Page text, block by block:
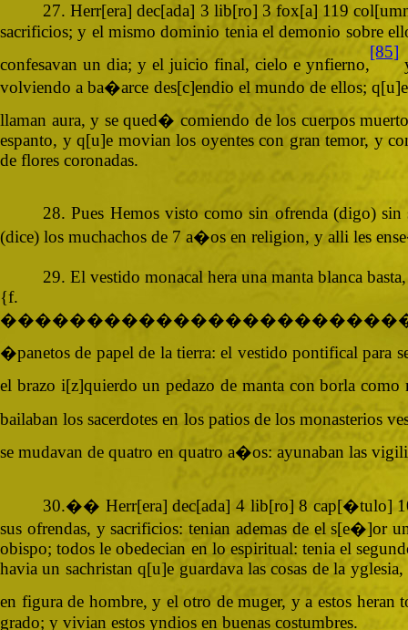
27. Herr[era] dec[ada] 3 lib[ro] 3 fox[a] 119
sacrificios; y el mismo dominio tenia el demonio sobre
confesavan un dia; y el juicio final, cielo e ynfierno,
[85]
volviendo a ba�arce des[c]endio el mundo de ellos;
llaman aura, y se qued� comiendo de los cuerpos
espanto, y q[u]e movian los oyentes con gran temor, y
de flores coronadas.
28. Pues Hemos visto como sin ofrenda (digo) sin
(dice) los muchachos de 7 a�os en religion, y alli les
29. El vestido monacal hera una manta blanca
�panetos de papel de la tierra: el vestido pontifical para
el brazo i[z]quierdo un pedazo de manta con borla como
bailaban los sacerdotes en los patios de los monasterios
se mudavan de quatro en quatro a�os: ayunaban las
30.�� Herr[era] dec[ada] 4 lib[ro] 8 cap[�tulo]
sus ofrendas, y sacrificios: tenian ademas de el s[e�]or
obispo; todos le obedecian en lo espiritual: tenia el
havia un sachristan q[u]e guardava las cosas de la
en figura de hombre, y el otro de muger, y a estos heran
grado; y vivian estos yndios en buenas costumbres.